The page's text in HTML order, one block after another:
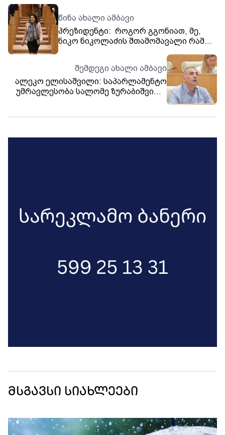
წინა ახალი ამბავი
პრეზიდენტი: როგორ გგონიათ, მე,
ნიკო ნიკოლაძის შთამომავალი რამ
პროკურატურის ხსენებამ? რამ უნდა
მაიძულოს ეს ქვეყანა მივატოვო? -
ამის იმედი ნუ გექნებათ
შემდეგი ახალი ამბავი
ალეკო ელისაშვილი: საპარლამენტო
უმრავლესობა სალომე ზურაბიშვილს
მსგავსი სიახლეები